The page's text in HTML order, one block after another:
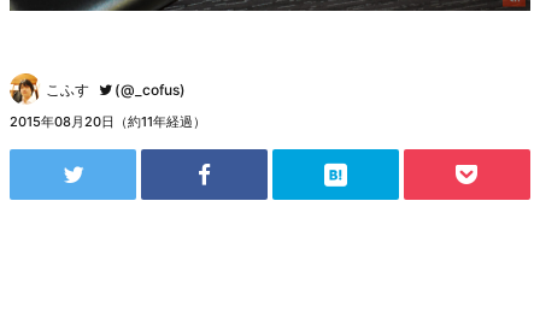
こふす (@_cofus)
2015年08月20日（約11年経過）